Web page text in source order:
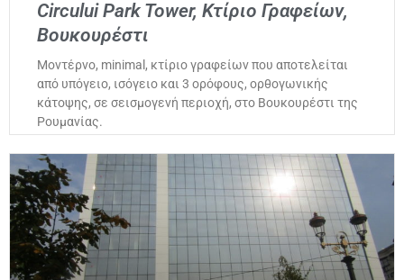
Circului Park Tower, Κτίριο Γραφείων,
Βουκουρέστι
Μοντέρνο, minimal, κτίριο γραφείων που αποτελείται
από υπόγειο, ισόγειο και 3 ορόφους, ορθογωνικής
κάτοψης, σε σεισμογενή περιοχή, στο Βουκουρέστι της
Ρουμανίας.